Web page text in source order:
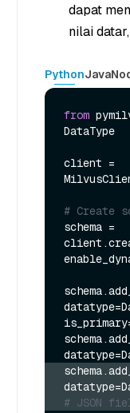
dapat
nilai
PythonJava
from
DataType
client =
# Create
schema =
# JSON